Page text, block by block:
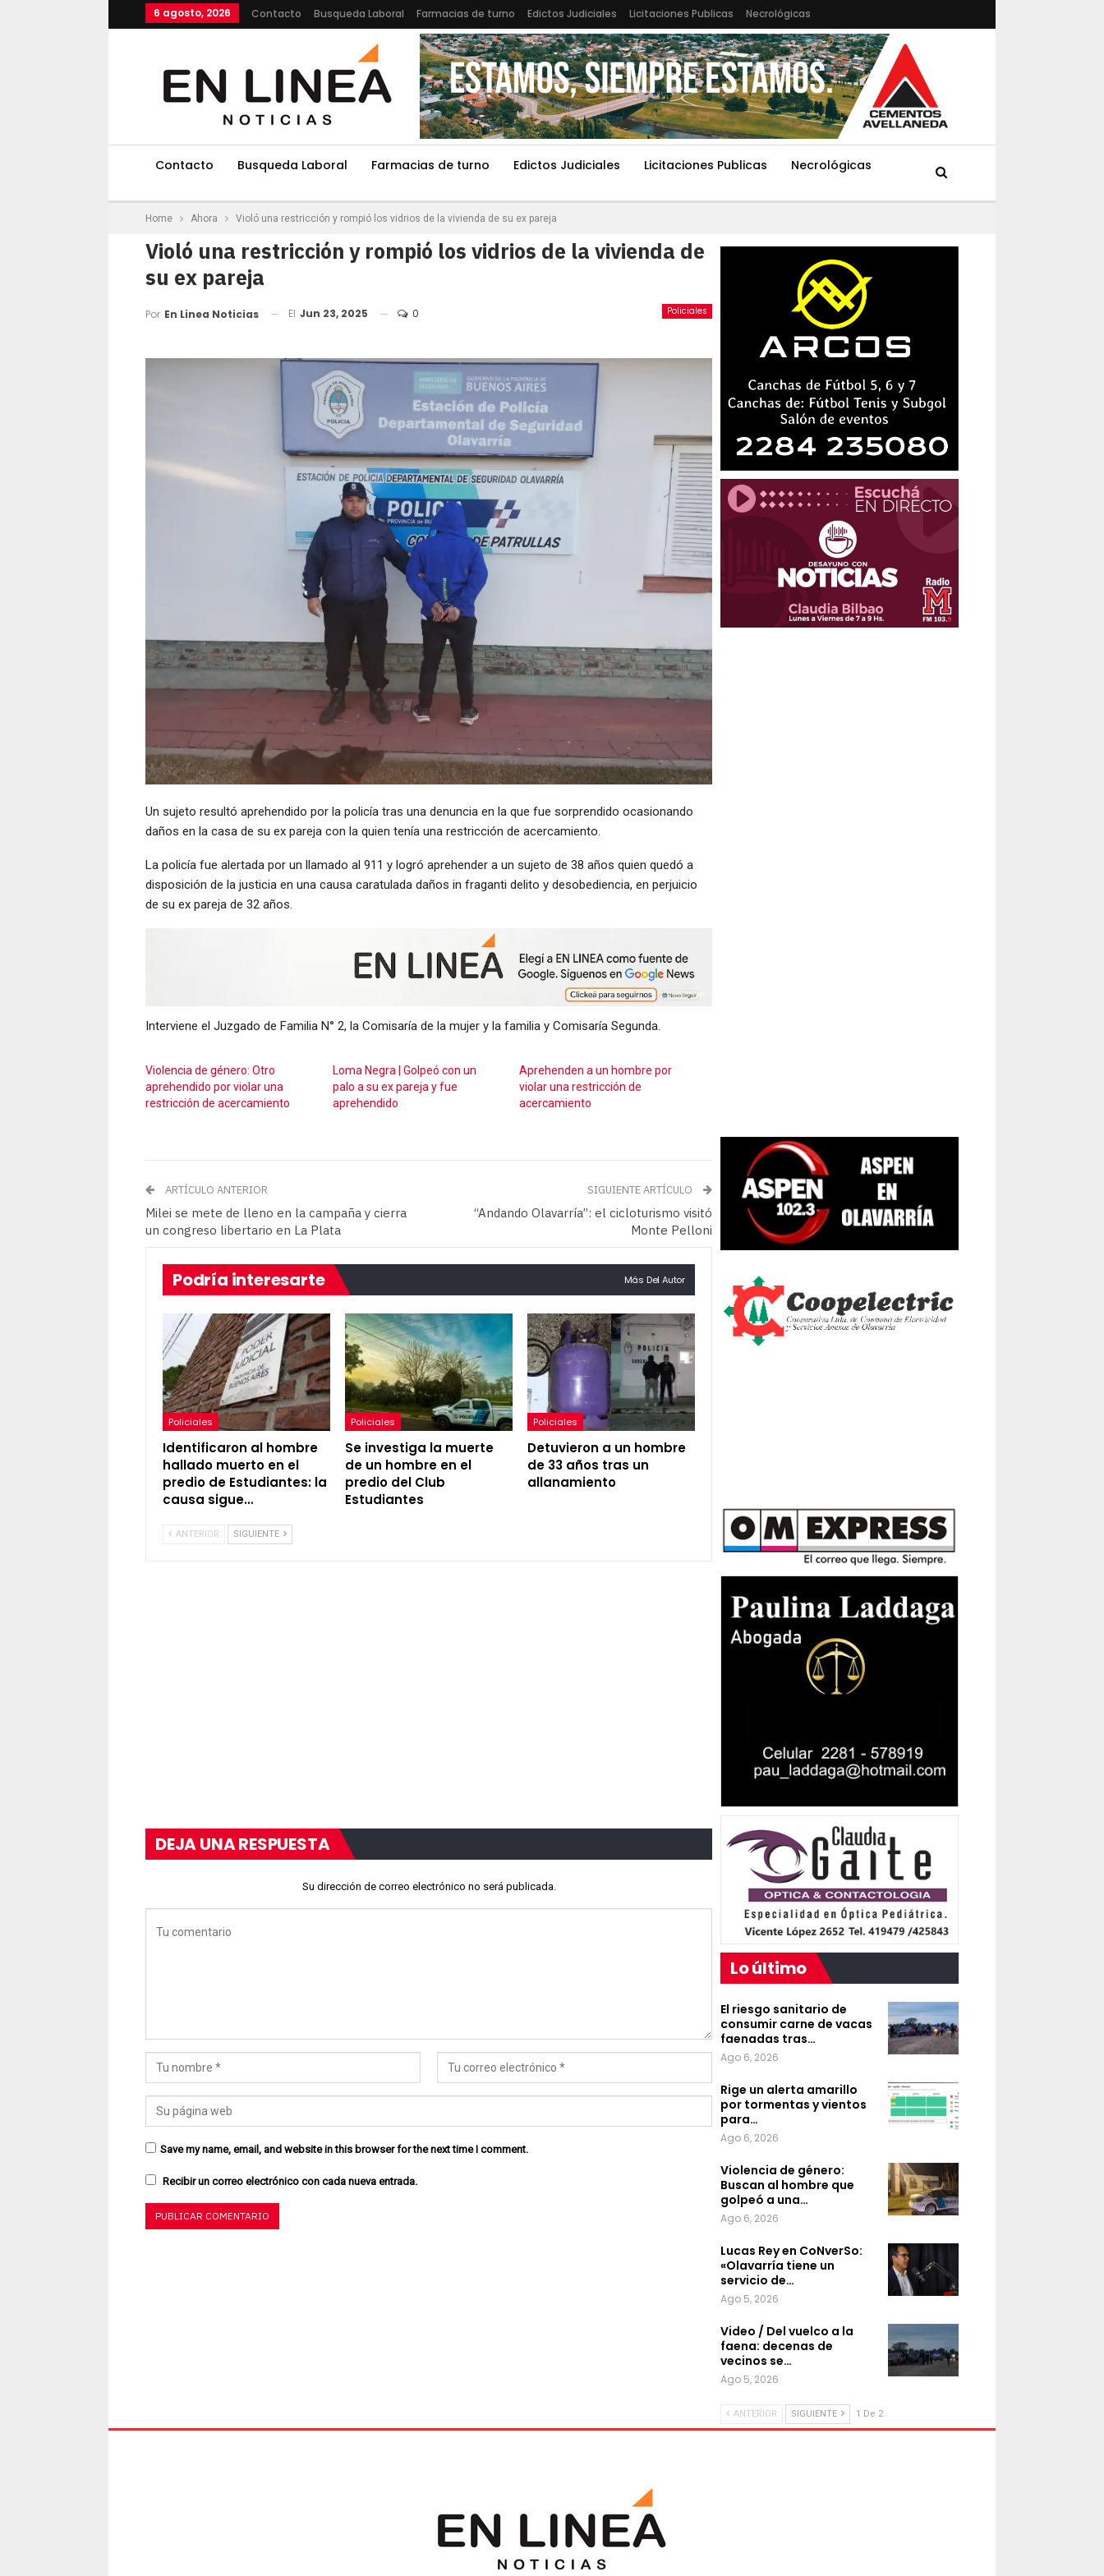
6 agosto, 2026 Contacto Busqueda Laboral Farmacias de turno Edictos Judiciales Licitaciones Publicas Necrológicas
Contacto Busqueda Laboral Farmacias de turno Edictos Judiciales Licitaciones Publicas Necrológicas
Home Ahora Violó una restricción y rompió los vidrios de la vivienda de su ex pareja
Violó una restricción y rompió los vidrios de la vivienda de
su ex pareja
Policiales
Por En Linea Noticias El Jun 23, 2025 0
Un sujeto resultó aprehendido por la policía tras una denuncia en la que fue sorprendido ocasionando
daños en la casa de su ex pareja con la quien tenía una restricción de acercamiento.
La policía fue alertada por un llamado al 911 y logró aprehender a un sujeto de 38 años quien quedó a
disposición de la justicia en una causa caratulada daños in fraganti delito y desobediencia, en perjuicio
de su ex pareja de 32 años.
Interviene el Juzgado de Familia N° 2, la Comisaría de la mujer y la familia y Comisaría Segunda.
Violencia de género: Otro
aprehendido por violar una
restricción de acercamiento
Loma Negra | Golpeó con un
palo a su ex pareja y fue
aprehendido
Aprehenden a un hombre por
violar una restricción de
acercamiento
ARTÍCULO ANTERIOR
Milei se mete de lleno en la campaña y cierra
un congreso libertario en La Plata
SIGUIENTE ARTÍCULO
“Andando Olavarría”: el cicloturismo visitó
Monte Pelloni
Podría interesarte Más Del Autor
Policiales
Identificaron al hombre
hallado muerto en el
predio de Estudiantes: la
causa sigue…
Policiales
Se investiga la muerte
de un hombre en el
predio del Club
Estudiantes
Policiales
Detuvieron a un hombre
de 33 años tras un
allanamiento
ANTERIOR SIGUIENTE
DEJA UNA RESPUESTA
Su dirección de correo electrónico no será publicada.
Save my name, email, and website in this browser for the next time I comment.
Recibir un correo electrónico con cada nueva entrada.
Lo último
El riesgo sanitario de
consumir carne de vacas
faenadas tras…
Ago 6, 2026
Rige un alerta amarillo
por tormentas y vientos
para…
Ago 6, 2026
Violencia de género:
Buscan al hombre que
golpeó a una…
Ago 6, 2026
Lucas Rey en CoNverSo:
«Olavarría tiene un
servicio de…
Ago 5, 2026
Video / Del vuelco a la
faena: decenas de
vecinos se…
Ago 5, 2026
ANTERIOR SIGUIENTE 1 De 2